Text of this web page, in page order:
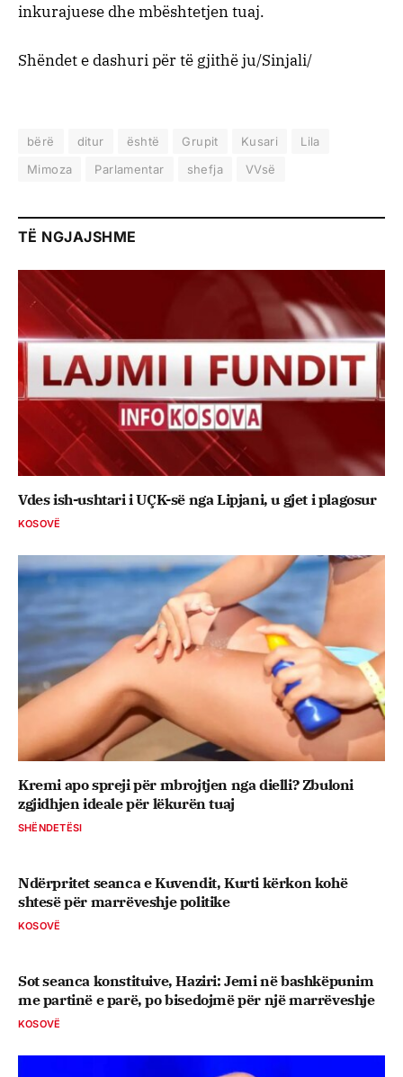
inkurajuese dhe mbështetjen tuaj.
Shëndet e dashuri për të gjithë ju/Sinjali/
bërë ditur është Grupit Kusari
Lila
Mimoza
Parlamentar shefja VVsë
TË NGJAJSHME
Vdes ish-ushtari i UÇK-së nga Lipjani, u gjet i plagosur
KOSOVË
Kremi apo spreji për mbrojtjen nga dielli? Zbuloni
zgjidhjen ideale për lëkurën tuaj
SHËNDETËSI
Ndërpritet seanca e Kuvendit, Kurti kërkon kohë
shtesë për marrëveshje politike
KOSOVË
Sot seanca konstituive, ​Haziri: Jemi në bashkëpunim
me partinë e parë, po bisedojmë për një marrëveshje
KOSOVË